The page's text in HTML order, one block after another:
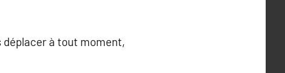
déplacer à tout moment,